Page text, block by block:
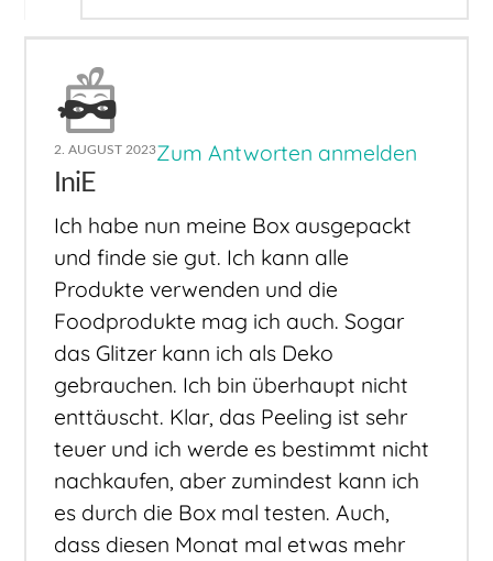
2. AUGUST 2023Zum Antworten anmelden
IniE
Ich habe nun meine Box ausgepackt
und finde sie gut. Ich kann alle
Produkte verwenden und die
Foodprodukte mag ich auch. Sogar
das Glitzer kann ich als Deko
gebrauchen. Ich bin überhaupt nicht
enttäuscht. Klar, das Peeling ist sehr
teuer und ich werde es bestimmt nicht
nachkaufen, aber zumindest kann ich
es durch die Box mal testen. Auch,
dass diesen Monat mal etwas mehr